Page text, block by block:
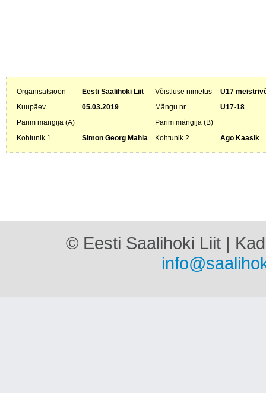
Organisatsioon Eesti Saalihoki Liit Võistluse nimetus
U17
Kuupäev
05.03.2019 Mängu nr
U17-18
Parim mängija (A)
Parim mängija (B)
Kohtunik 1
Simon Georg Mahla Kohtunik 2 Ago Kaasik
© Eesti Saalihoki Liit |